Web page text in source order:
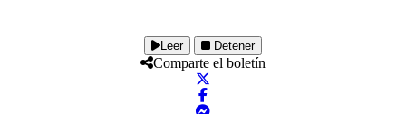
Leer Detener
Comparte el boletín